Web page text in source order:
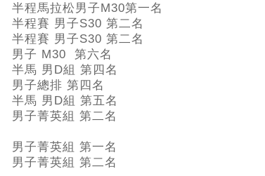
半程馬拉松男子M30第一名
半程賽 男子S30 第二名
半程賽 男子S30 第二名
男子 M30 第六名
半馬 男D組 第四名
男子總排 第四名
半馬 男D組 第五名
男子菁英組 第二名
男子菁英組 第一名
男子菁英組 第二名